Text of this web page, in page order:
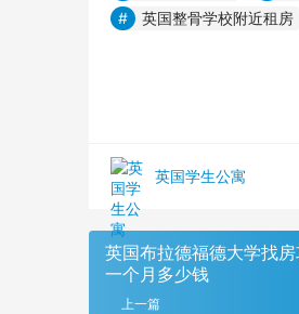
英国整骨学校附近租房
英国学生公寓
英国布拉德福德大学找
一个月多少钱
上一篇